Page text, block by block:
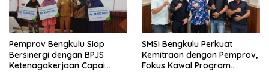
Pemprov Bengkulu Siap
Bersinergi dengan BPJS
Ketenagakerjaan Capai
SMSI Bengkulu Perkuat
Kemitraan dengan Pemprov,
Fokus Kawal Program